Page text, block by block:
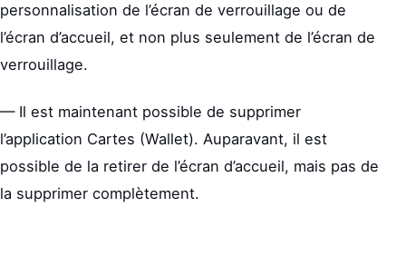
personnalisation de l’écran de verrouillage ou de
l’écran d’accueil, et non plus seulement de l’écran de
verrouillage.
— Il est maintenant possible de supprimer
l’application Cartes (Wallet). Auparavant, il est
possible de la retirer de l’écran d’accueil, mais pas de
la supprimer complètement.